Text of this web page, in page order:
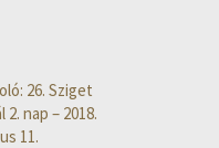
26. Sziget
2. nap – 2018.
11.